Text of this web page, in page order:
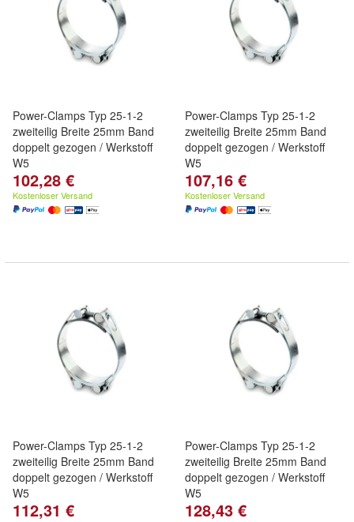
Power-Clamps Typ 25-1-2
zweiteilig Breite 25mm Band
doppelt gezogen / Werkstoff
W5
102,28 €
Kostenloser Versand
Power-Clamps Typ 25-1-2
zweiteilig Breite 25mm Band
doppelt gezogen / Werkstoff
W5
107,16 €
Kostenloser Versand
Power-Clamps Typ 25-1-2
zweiteilig Breite 25mm Band
doppelt gezogen / Werkstoff
W5
112,31 €
Power-Clamps Typ 25-1-2
zweiteilig Breite 25mm Band
doppelt gezogen / Werkstoff
W5
128,43 €